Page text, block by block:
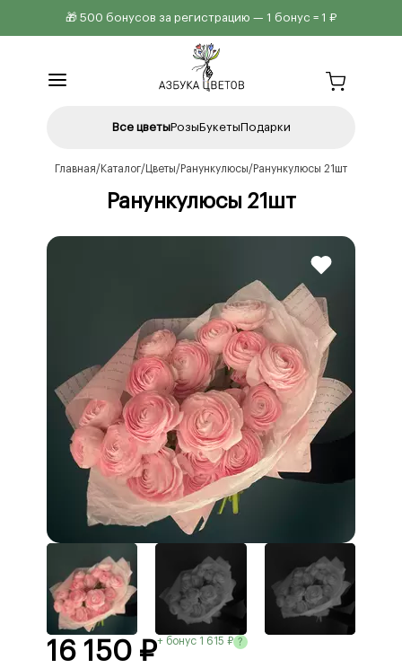
🎁 500 бонусов за регистрацию — 1 бонус = 1 ₽
Все цветыРозыБукетыПодарки
Главная Каталог Цветы Ранункулюсы Ранункулюсы 21шт
Ранункулюсы 21шт
16 150 ₽+ бонус 1 615 ₽ ?